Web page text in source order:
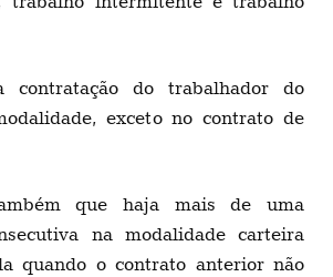
contratação do trabalhador do
exceto no contrato de
que haja mais de uma
na modalidade carteira
quando o contrato anterior não